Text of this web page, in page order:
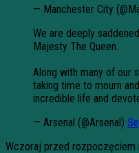
— Manchester City
We are deeply
Majesty The Queen.
Along with many of our
taking time to mourn
incredible life and
— Arsenal (@Arsenal)
Wczoraj przed rozpoczęciem